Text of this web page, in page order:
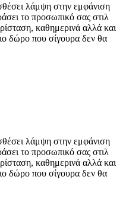
λάμψη στην εμφάνιση
το προσωπικό σας στιλ
καθημερινά αλλά και
δώρο που σίγουρα δεν θα
λάμψη στην εμφάνιση
το προσωπικό σας στιλ
καθημερινά αλλά και
δώρο που σίγουρα δεν θα